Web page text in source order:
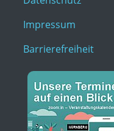
Impressum
Barrierefreiheit